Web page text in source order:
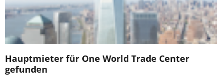
Hauptmieter für One World Trade Center
gefunden